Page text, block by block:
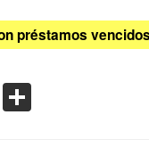
préstamos
Copy
Link